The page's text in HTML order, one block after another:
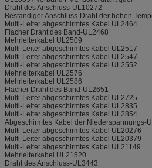
Draht des Anschluss-UL10272
Beständiger Anschluss-Draht der hohen
Multi-Leiter abgeschirmtes Kabel UL2464
Flacher Draht des Band-UL2468
Mehrleiterkabel UL2509
Multi-Leiter abgeschirmtes Kabel UL2517
Multi-Leiter abgeschirmtes Kabel UL2547
Multi-Leiter abgeschirmtes Kabel UL2552
Mehrleiterkabel UL2576
Mehrleiterkabel UL2586
Flacher Draht des Band-UL2651
Multi-Leiter abgeschirmtes Kabel UL2725
Multi-Leiter abgeschirmtes Kabel UL2835
Multi-Leiter abgeschirmtes Kabel UL2854
Abgeschirmtes Kabel der Niederspannungs-
Multi-Leiter abgeschirmtes Kabel UL20276
Multi-Leiter abgeschirmtes Kabel UL20379
Multi-Leiter abgeschirmtes Kabel UL21149
Mehrleiterkabel UL21520
Draht des Anschluss-UL3443